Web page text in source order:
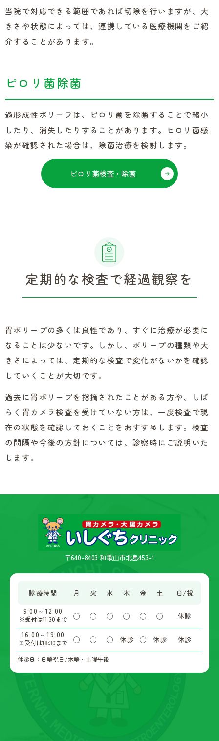
当院で対応できる範囲であれば切除を行いますが、大
きさや状態によっては、連携している医療機関をご紹
介することがあります。
ピロリ菌除菌
過形成性ポリープは、ピロリ菌を除菌することで縮小
したり、消失したりすることがあります。ピロリ菌感
染が確認された場合は、除菌治療を検討します。
ピロリ菌検査・除菌
定期的な検査で経過観察を
胃ポリープの多くは良性であり、すぐに治療が必要に
なることは少ないです。しかし、ポリープの種類や大
きさによっては、定期的な検査で変化がないかを確認
していくことが大切です。
過去に胃ポリープを指摘されたことがある方や、しば
らく胃カメラ検査を受けていない方は、一度検査で現
在の状態を確認しておくことをおすすめします。検査
の間隔や今後の方針については、診察時にご説明いた
します。
〒640-8403 和歌⼭市北島453-1
診療時間 月 火 水 木 金 土
日/祝
9:00～12:00
※受付は11:30まで ◯ ◯ ◯ ◯ ◯ ◯
休診
16:00～19:00
※受付は18:30まで ◯ ◯ ◯ 休診 ◯ 休診 休診
休診日：日曜祝日/木曜・土曜午後